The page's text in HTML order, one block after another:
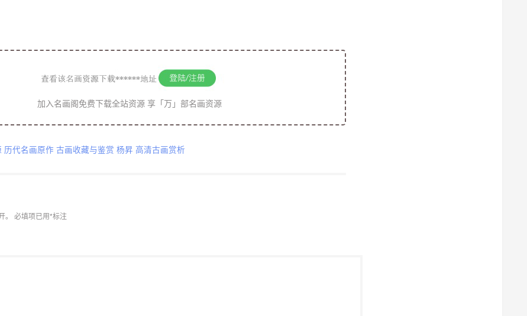
加入名画阁免费下载全站资源 享「万」部名画资源
历代名画原作 古画收藏与鉴赏 杨昇 高清古画赏析
必填项已用*标注